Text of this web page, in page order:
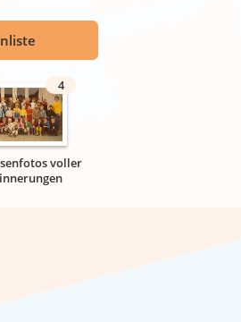
4
voller